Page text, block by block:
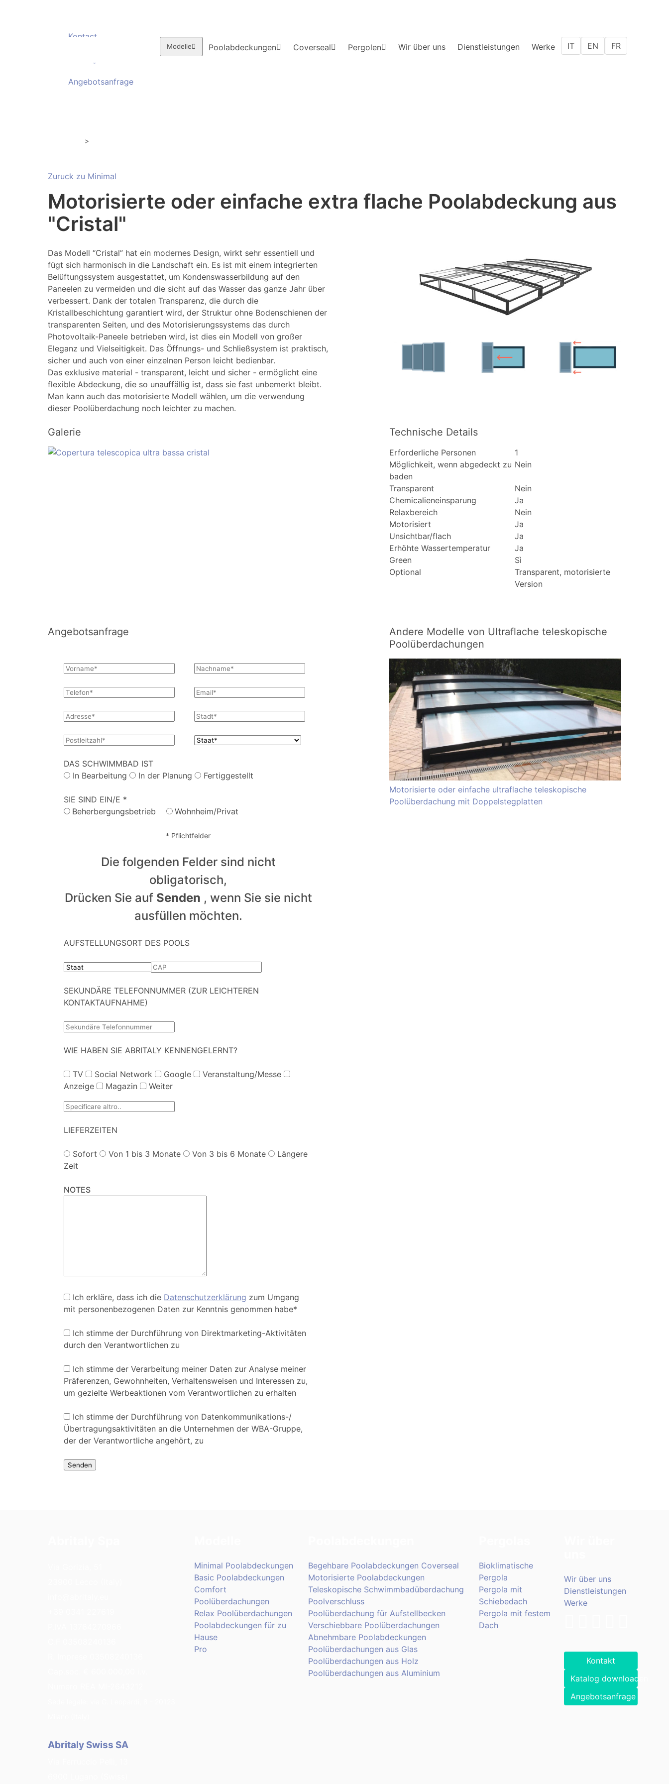
Kontact
Angebotsanfrage
Modelle Poolabdeckungen Coverseal Pergolen Wir über uns Dienstleistungen Werke IT EN FR
>
Zuruck zu Minimal
Motorisierte oder einfache extra flache Poolabdeckung aus
"Cristal"
Das Modell “Cristal” hat ein modernes Design, wirkt sehr essentiell und
fügt sich harmonisch in die Landschaft ein. Es ist mit einem integrierten
Belüftungssystem ausgestattet, um Kondenswasserbildung auf den
Paneelen zu vermeiden und die sicht auf das Wasser das ganze Jahr über
verbessert. Dank der totalen Transparenz, die durch die
Kristallbeschichtung garantiert wird, der Struktur ohne Bodenschienen der
transparenten Seiten, und des Motorisierungssystems das durch
Photovoltaik-Paneele betrieben wird, ist dies ein Modell von großer
Eleganz und Vielseitigkeit. Das Öffnungs- und Schließsystem ist praktisch,
sicher und auch von einer einzelnen Person leicht bedienbar.
Das exklusive material - transparent, leicht und sicher - ermöglicht eine
flexible Abdeckung, die so unauffällig ist, dass sie fast unbemerkt bleibt.
Man kann auch das motorisierte Modell wählen, um die verwendung
dieser Poolüberdachung noch leichter zu machen.
Galerie Technische Details
Erforderliche Personen
1
Möglichkeit, wenn abgedeckt zu
baden
Nein
Transparent
Nein
Chemicalieneinsparung
Ja
Relaxbereich
Nein
Motorisiert
Ja
Unsichtbar/flach
Ja
Erhöhte Wassertemperatur
Ja
Green
Sì
Optional
Transparent, motorisierte
Version
Angebotsanfrage
DAS SCHWIMMBAD IST
In Bearbeitung
In der Planung Fertiggestellt
SIE SIND EIN/E *
Beherbergungsbetrieb
Wohnheim/Privat
* Pflichtfelder
Die folgenden Felder sind nicht
obligatorisch,
Drücken Sie auf Senden , wenn Sie sie nicht
ausfüllen möchten.
AUFSTELLUNGSORT DES POOLS
SEKUNDÄRE TELEFONNUMMER (ZUR LEICHTEREN
KONTAKTAUFNAHME)
WIE HABEN SIE ABRITALY KENNENGELERNT?
TV Social Network Google
Veranstaltung/Messe
Anzeige
Magazin Weiter
LIEFERZEITEN
Sofort Von 1 bis 3 Monate Von 3 bis 6 Monate
Längere
Zeit
NOTES
Ich erkläre, dass ich die Datenschutzerklärung zum Umgang
mit personenbezogenen Daten zur Kenntnis genommen habe*
Ich stimme der Durchführung von Direktmarketing-Aktivitäten
durch den Verantwortlichen zu
Ich stimme der Verarbeitung meiner Daten zur Analyse meiner
Präferenzen, Gewohnheiten, Verhaltensweisen und Interessen zu,
um gezielte Werbeaktionen vom Verantwortlichen zu erhalten
Ich stimme der Durchführung von Datenkommunikations-/
Übertragungsaktivitäten an die Unternehmen der WBA-Gruppe,
der der Verantwortliche angehört, zu
Andere Modelle von Ultraflache teleskopische
Poolüberdachungen
Motorisierte oder einfache ultraflache teleskopische
Poolüberdachung mit Doppelstegplatten
Abritaly Swiss SA
Minimal Poolabdeckungen
Basic Poolabdeckungen
Comfort
Poolüberdachungen
Relax Poolüberdachungen
Poolabdeckungen für zu
Hause
Pro
Begehbare Poolabdeckungen Coverseal
Motorisierte Poolabdeckungen
Teleskopische Schwimmbadüberdachung
Poolverschluss
Poolüberdachung für Aufstellbecken
Verschiebbare Poolüberdachungen
Abnehmbare Poolabdeckungen
Poolüberdachungen aus Glas
Poolüberdachungen aus Holz
Poolüberdachungen aus Aluminium
Bioklimatische
Pergola
Pergola mit
Schiebedach
Pergola mit festem
Dach
Wir über uns
Dienstleistungen
Werke
Kontakt
Katalog downloaden
Angebotsanfrage